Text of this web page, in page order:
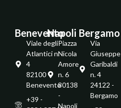
Benevento
Viale degli
Atlantici n.
4
82100 -
Benevento
+39 -
Napoli
Piazza
Nicola
Amore
n. 6
80138
-
Napoli
Bergamo
Via
Giuseppe
Garibaldi
n. 4
24122 -
Bergamo